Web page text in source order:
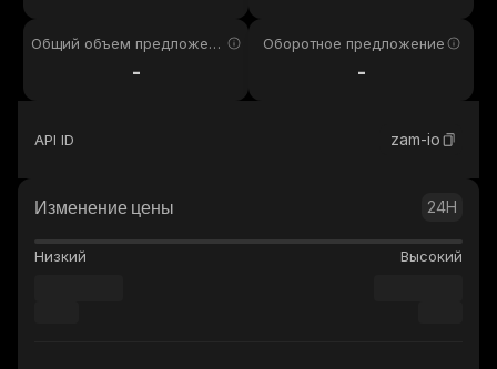
Общий объем предложени
-
Оборотное предложение
-
API ID zam-io
Изменение цены 24H
Низкий Высокий